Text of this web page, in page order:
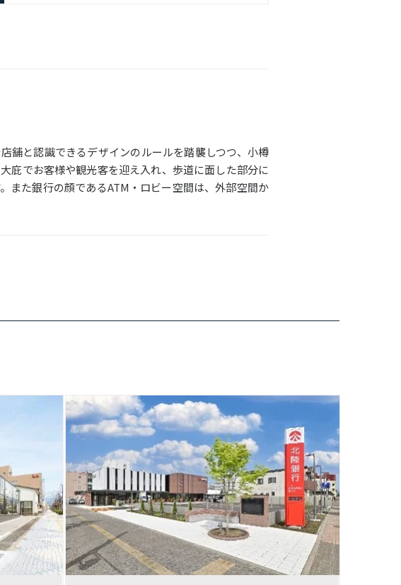
舗と認識できるデザインのルールを踏襲しつつ、小樽
庇でお客様や観光客を迎え入れ、歩道に面した部分に
また銀行の顔であるATM・ロビー空間は、外部空間か